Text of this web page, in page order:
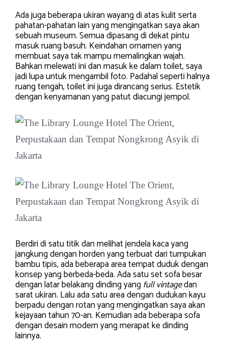
Ada juga beberapa ukiran wayang di atas kulit serta
pahatan-pahatan lain yang mengingatkan saya akan
sebuah museum. Semua dipasang di dekat pintu
masuk ruang basuh. Keindahan ornamen yang
membuat saya tak mampu memalingkan wajah.
Bahkan melewati ini dan masuk ke dalam toilet, saya
jadi lupa untuk mengambil foto. Padahal seperti halnya
ruang tengah, toilet ini juga dirancang serius. Estetik
dengan kenyamanan yang patut diacungi jempol.
Berdiri di satu titik dan melihat jendela kaca yang
jangkung dengan horden yang terbuat dari tumpukan
bambu tipis, ada beberapa area tempat duduk dengan
konsep yang berbeda-beda. Ada satu set sofa besar
dengan latar belakang dinding yang full vintagedan
sarat ukiran. Lalu ada satu area dengan dudukan kayu
berpadu dengan rotan yang mengingatkan saya akan
kejayaan tahun 70-an. Kemudian ada beberapa sofa
dengan desain modern yang merapat ke dinding
lainnya.